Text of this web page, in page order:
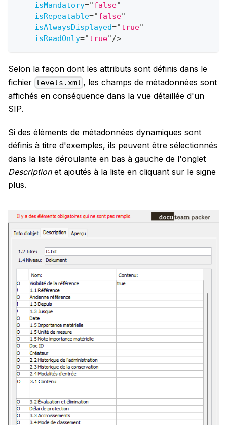
isMandatory="false"
isRepeatable="false"
isAlwaysDisplayed="true"
isReadOnly="true"/>
Selon la façon dont les attributs sont définis dans le
fichier levels.xml , les champs de métadonnées sont
affichés en conséquence dans la vue détaillée d'un
SIP.
Si des éléments de métadonnées dynamiques sont
définis à titre d'exemples, ils peuvent être sélectionnés
dans la liste déroulante en bas à gauche de l'onglet
Descriptionet ajoutés à la liste en cliquant sur le signe
plus.